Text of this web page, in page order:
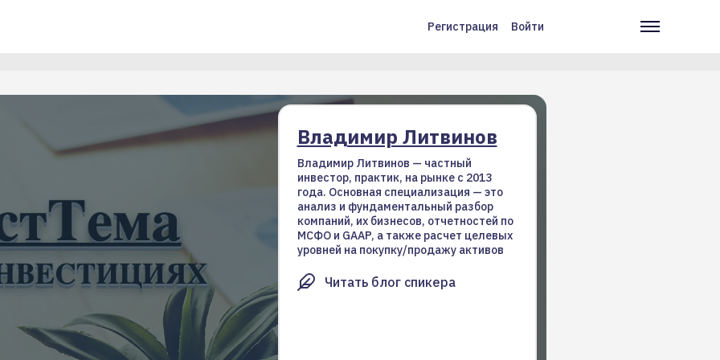
Меню
записи
пользователя
Регистрация Войти
Владимир Литвинов
Владимир Литвинов — частный
инвестор, практик, на рынке с 2013
года. Основная специализация — это
анализ и фундаментальный разбор
компаний, их бизнесов, отчетностей по
МСФО и GAAP, а также расчет целевых
уровней на покупку/продажу активов
Читать блог спикера